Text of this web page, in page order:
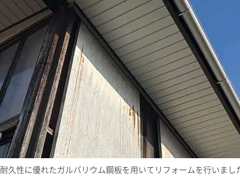
耐久性に優れたガルバリウム鋼板を用いてリフォームを行いまし